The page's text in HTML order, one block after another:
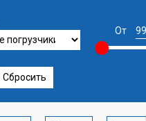
От
Сбросить